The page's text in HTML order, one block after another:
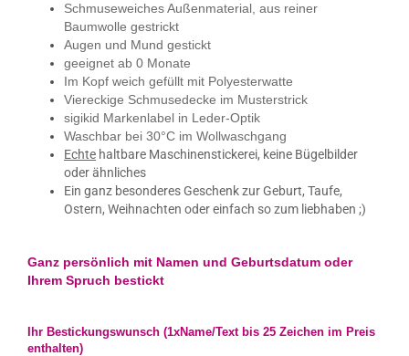
Schmuseweiches Außenmaterial, aus reiner
Baumwolle gestrickt
Augen und Mund gestickt
geeignet ab 0 Monate
Im Kopf weich gefüllt mit Polyesterwatte
Viereckige Schmusedecke im Musterstrick
sigikid Markenlabel in Leder-Optik
Waschbar bei 30°C im Wollwaschgang
Echte haltbare Maschinenstickerei,​ keine Bügelbilder
oder ähnliches
Ein ganz besonderes Geschenk zur Geburt, Taufe,
Ostern, Weihnachten oder einfach so zum liebhaben ;)
Ganz persönlich mit Namen und Geburtsdatum oder
Ihrem Spruch bestickt
Ihr Bestickungswunsch (1xName/Text bis 25 Zeichen im Preis
enthalten)